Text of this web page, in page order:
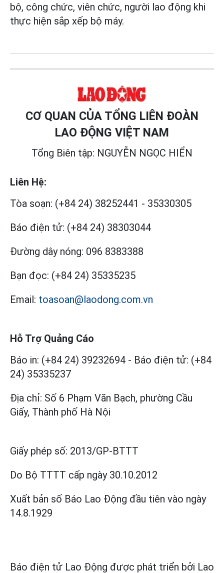
bộ, công chức, viên chức, người lao động khi
thực hiện sắp xếp bộ máy.
CƠ QUAN CỦA TỔNG LIÊN ĐOÀN
LAO ĐỘNG VIỆT NAM
Tổng Biên tập: NGUYỄN NGỌC HIỂN
Liên Hệ:
Tòa soạn: (+84 24) 38252441 - 35330305
Báo điện tử: (+84 24) 38303044
Đường dây nóng: 096 8383388
Bạn đọc: (+84 24) 35335235
Email: toasoan@laodong.com.vn
Hỗ Trợ Quảng Cáo
Báo in: (+84 24) 39232694 - Báo điện tử: (+84
24) 35335237
Địa chỉ: Số 6 Phạm Văn Bạch, phường Cầu
Giấy, Thành phố Hà Nội
Giấy phép số: 2013/GP-BTTT
Do Bộ TTTT cấp ngày 30.10.2012
Xuất bản số Báo Lao Động đầu tiên vào ngày
14.8.1929
Báo điện tử Lao Động được phát triển bởi Lao